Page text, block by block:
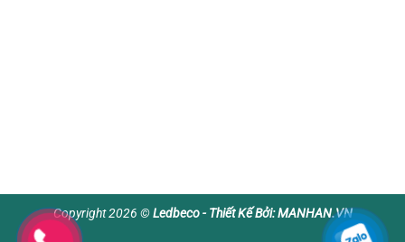
Copyright 2026 ©Ledbeco - Thiết Kế Bởi:MANHAN.VN